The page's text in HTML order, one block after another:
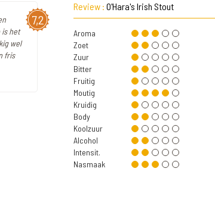
7,2
het
wel
fris
Review : O'Hara's Irish Stout
Aroma
Zoet
Zuur
Bitter
Fruitig
Moutig
Kruidig
Body
Koolzuur
Alcohol
Intensit.
Nasmaak